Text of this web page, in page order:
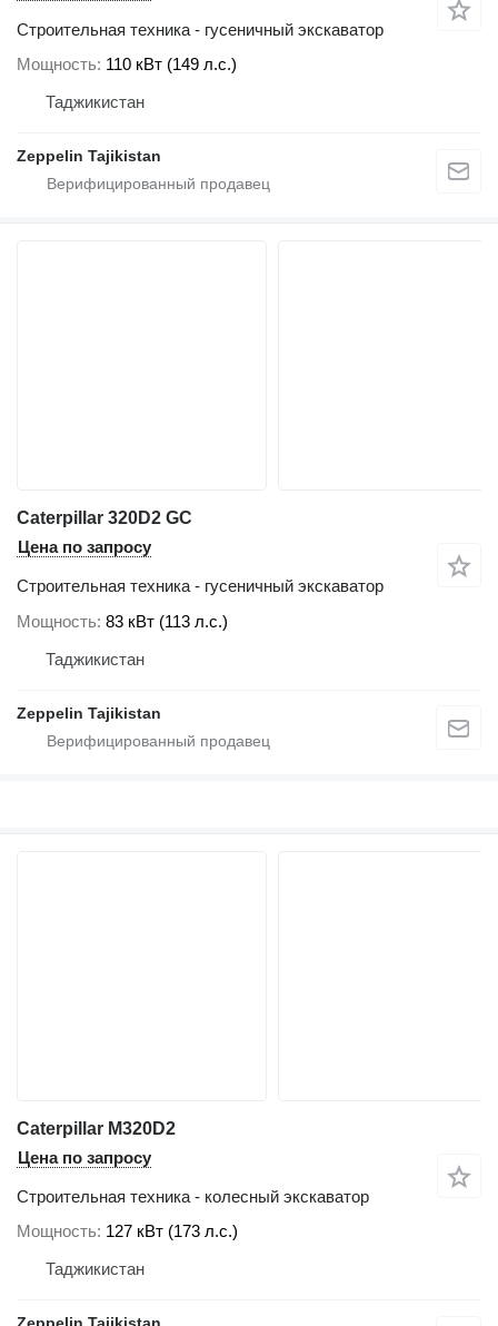
Строительная техника - гусеничный экскаватор
Мощность 110 кВт (149 л.с.)
Таджикистан
Zeppelin Tajikistan
Caterpillar 320D2 GC
Цена по запросу
Строительная техника - гусеничный экскаватор
Мощность 83 кВт (113 л.с.)
Таджикистан
Zeppelin Tajikistan
Caterpillar M320D2
Цена по запросу
Строительная техника - колесный экскаватор
Мощность 127 кВт (173 л.с.)
Таджикистан